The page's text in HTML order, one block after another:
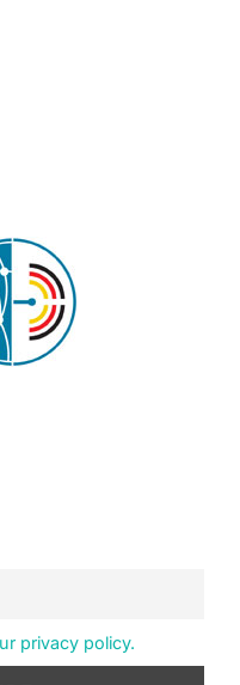
privacy policy.